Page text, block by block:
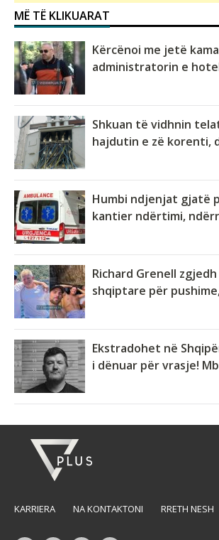
MË TË KLIKUARAT
Kërcënoi me jetë
administratorin e
Shkuan të vidhnin
hajdutin e zë korenti,
Humbi ndjenjat gjatë
kantier ndërtimi,
Richard Grenell
shqiptare për
Ekstradohet në
i dënuar për vrasje!
KARRIERA NA KONTAKTONI RRETH NESH